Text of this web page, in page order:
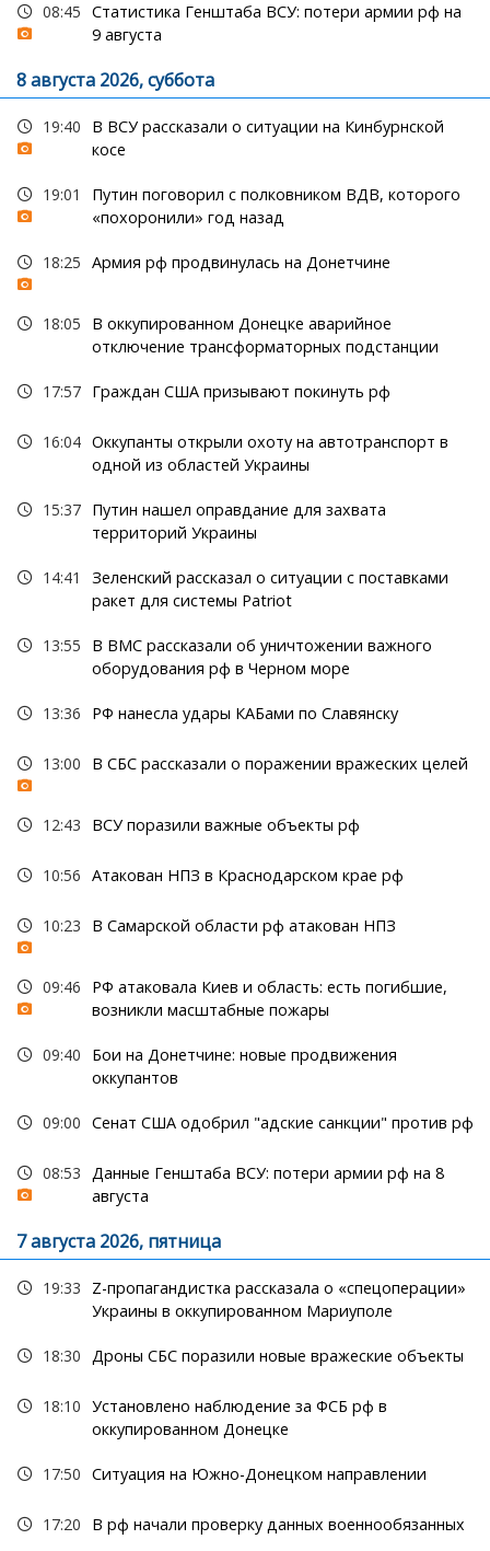
08:45 Статистика Генштаба ВСУ: потери армии рф на
9 августа
8 августа 2026, суббота
19:40
В ВСУ рассказали о ситуации на Кинбурнской
косе
19:01
Путин поговорил с полковником ВДВ, которого
«похоронили» год назад
18:25 Армия рф продвинулась на Донетчине
18:05
В оккупированном Донецке аварийное
отключение трансформаторных подстанции
17:57 Граждан США призывают покинуть рф
16:04 Оккупанты открыли охоту на автотранспорт в
одной из областей Украины
15:37 Путин нашел оправдание для захвата
территорий Украины
14:41
Зеленский рассказал о ситуации с поставками
ракет для системы Patriot
13:55
В ВМС рассказали об уничтожении важного
оборудования рф в Черном море
13:36 РФ нанесла удары КАБами по Славянску
13:00 В СБС рассказали о поражении вражеских целей
12:43 ВСУ поразили важные объекты рф
10:56 Атакован НПЗ в Краснодарском крае рф
10:23 В Самарской области рф атакован НПЗ
09:46
РФ атаковала Киев и область: есть погибшие,
возникли масштабные пожары
09:40
Бои на Донетчине: новые продвижения
оккупантов
09:00 Сенат США одобрил "адские санкции" против рф
08:53 Данные Генштаба ВСУ: потери армии рф на 8
августа
7 августа 2026, пятница
19:33
Z-пропагандистка рассказала о «спецоперации»
Украины в оккупированном Мариуполе
18:30 Дроны СБС поразили новые вражеские объекты
18:10 Установлено наблюдение за ФСБ рф в
оккупированном Донецке
17:50 Ситуация на Южно-Донецком направлении
17:20 В рф начали проверку данных военнообязанных